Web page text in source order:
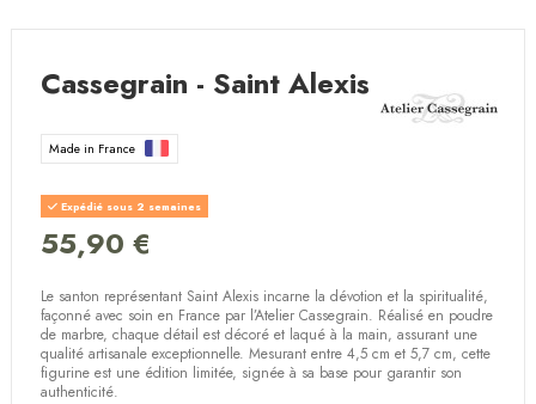
Cassegrain - Saint Alexis
Made in France
Expédié sous 2 semaines
55,90 €
Le santon représentant Saint Alexis incarne la dévotion et la spiritualité,
façonné avec soin en France par l’Atelier Cassegrain. Réalisé en poudre
de marbre, chaque détail est décoré et laqué à la main, assurant une
qualité artisanale exceptionnelle. Mesurant entre 4,5 cm et 5,7 cm, cette
figurine est une édition limitée, signée à sa base pour garantir son
authenticité.